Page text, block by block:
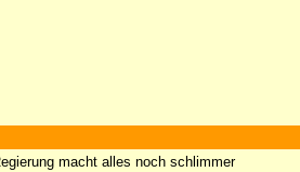
macht alles noch schlimmer